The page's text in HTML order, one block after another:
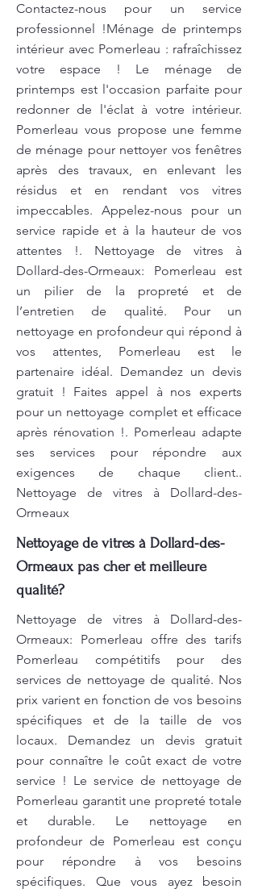
Contactez-nous pour un service
professionnel !Ménage de printemps
intérieur avec Pomerleau : rafraîchissez
votre espace ! Le ménage de
printemps est l'occasion parfaite pour
redonner de l'éclat à votre intérieur.
Pomerleau vous propose une femme
de ménage pour nettoyer vos fenêtres
après des travaux, en enlevant les
résidus et en rendant vos vitres
impeccables. Appelez-nous pour un
service rapide et à la hauteur de vos
attentes !. Nettoyage de vitres à
Dollard-des-Ormeaux: Pomerleau est
un pilier de la propreté et de
l’entretien de qualité. Pour un
nettoyage en profondeur qui répond à
vos attentes, Pomerleau est le
partenaire idéal. Demandez un devis
gratuit ! Faites appel à nos experts
pour un nettoyage complet et efficace
après rénovation !. Pomerleau adapte
ses services pour répondre aux
exigences de chaque client..
Nettoyage de vitres à Dollard-des-
Ormeaux
Nettoyage de vitres à Dollard-des-
Ormeaux pas cher et meilleure
qualité?
Nettoyage de vitres à Dollard-des-
Ormeaux: Pomerleau offre des tarifs
Pomerleau compétitifs pour des
services de nettoyage de qualité. Nos
prix varient en fonction de vos besoins
spécifiques et de la taille de vos
locaux. Demandez un devis gratuit
pour connaître le coût exact de votre
service ! Le service de nettoyage de
Pomerleau garantit une propreté totale
et durable. Le nettoyage en
profondeur de Pomerleau est conçu
pour répondre à vos besoins
spécifiques. Que vous ayez besoin